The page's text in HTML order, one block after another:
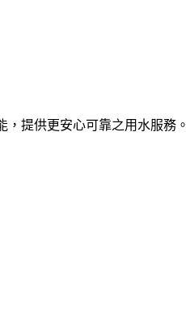
提供更安心可靠之用水服務。